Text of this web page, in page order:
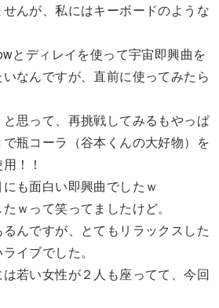
んが、私にはキーボードのような
とディレイを使って宇宙即興曲を
なんですが、直前に使ってみたら
思って、再挑戦してみるもやっぱ
瓶コーラ（谷本くんの大好物）を
！！
も面白い即興曲でしたｗ
ｗって笑ってましたけど。
んですが、とてもリラックスした
イブでした。
若い女性が２人も座ってて、今回